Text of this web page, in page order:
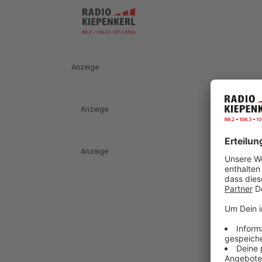
Anzeige
Anzeige
Anzeige